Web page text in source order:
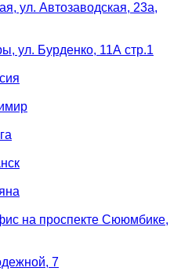
ул. Автозаводская, 23а,
ул. Бурденко, 11А стр.1
на проспекте Сююмбике,
7